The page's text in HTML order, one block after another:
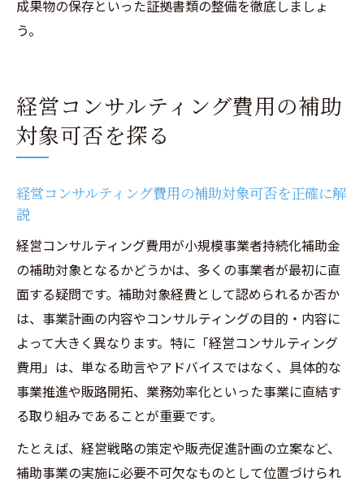
成果物の保存といった証拠書類の整備を徹底しましょ
う。
経営コンサルティング費用の補助
対象可否を探る
経営コンサルティング費用の補助対象可否を正確に解
説
経営コンサルティング費用が小規模事業者持続化補助金
の補助対象となるかどうかは、多くの事業者が最初に直
面する疑問です。補助対象経費として認められるか否か
は、事業計画の内容やコンサルティングの目的・内容に
よって大きく異なります。特に「経営コンサルティング
費用」は、単なる助言やアドバイスではなく、具体的な
事業推進や販路開拓、業務効率化といった事業に直結す
る取り組みであることが重要です。
たとえば、経営戦略の策定や販売促進計画の立案など、
補助事業の実施に必要不可欠なものとして位置づけられ